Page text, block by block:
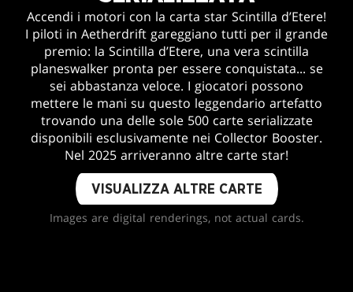
Accendi i motori con la carta star Scintilla d’Etere!
I piloti in Aetherdrift gareggiano tutti per il grande
premio: la Scintilla d’Etere, una vera scintilla
planeswalker pronta per essere conquistata... se
sei abbastanza veloce. I giocatori possono
mettere le mani su questo leggendario artefatto
trovando una delle sole 500 carte serializzate
disponibili esclusivamente nei Collector Booster.
Nel 2025 arriveranno altre carte star!
VISUALIZZA ALTRE CARTE
Images are digital renderings, not actual cards.